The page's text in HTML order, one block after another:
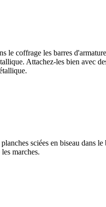
le coffrage les barres
Attachez-les bien avec
sciées en biseau dans
marches.